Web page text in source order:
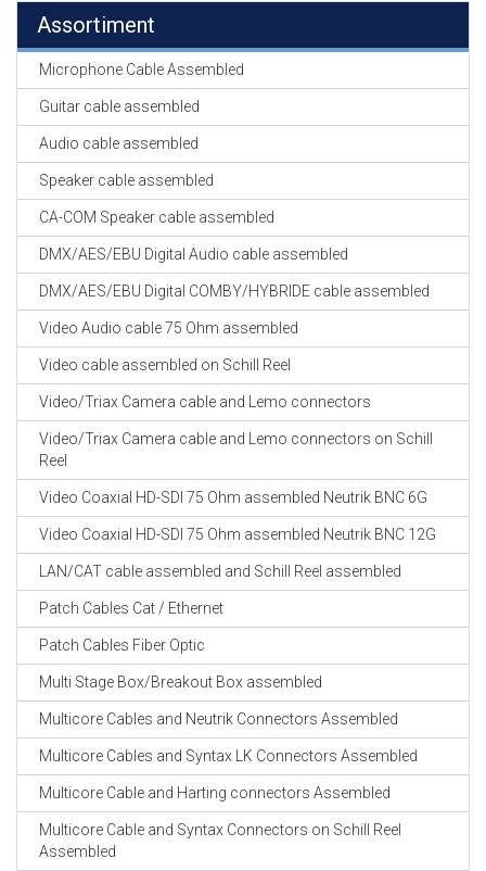
Assortiment
Microphone Cable Assembled
Guitar cable assembled
Audio cable assembled
Speaker cable assembled
CA-COM Speaker cable assembled
DMX/AES/EBU Digital Audio cable assembled
DMX/AES/EBU Digital COMBY/HYBRIDE cable assembled
Video Audio cable 75 Ohm assembled
Video cable assembled on Schill Reel
Video/Triax Camera cable and Lemo connectors
Video/Triax Camera cable and Lemo connectors on Schill
Reel
Video Coaxial HD-SDI 75 Ohm assembled Neutrik BNC 6G
Video Coaxial HD-SDI 75 Ohm assembled Neutrik BNC 12G
LAN/CAT cable assembled and Schill Reel assembled
Patch Cables Cat / Ethernet
Patch Cables Fiber Optic
Multi Stage Box/Breakout Box assembled
Multicore Cables and Neutrik Connectors Assembled
Multicore Cables and Syntax LK Connectors Assembled
Multicore Cable and Harting connectors Assembled
Multicore Cable and Syntax Connectors on Schill Reel
Assembled